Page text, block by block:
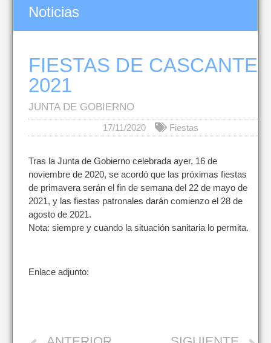
Noticias
FIESTAS DE CASCANTE
2021
JUNTA DE GOBIERNO
17/11/2020 Fiestas
Tras la Junta de Gobierno celebrada ayer, 16 de
noviembre de 2020, se acordó que las próximas fiestas
de primavera serán el fin de semana del 22 de mayo de
2021, y las fiestas patronales darán comienzo el 28 de
agosto de 2021.
Nota: siempre y cuando la situación sanitaria lo permita.
Enlace adjunto: